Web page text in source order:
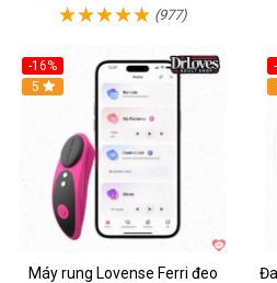
(977)
-16%
Hot
5
Máy rung Lovense Ferri đeo